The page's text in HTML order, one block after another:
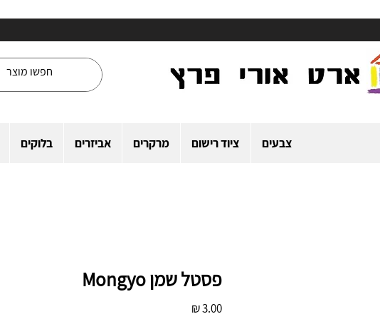
צבעים ציוד רישום מרקרים אביזרים בלוקים
פסטל שמן Mongyo